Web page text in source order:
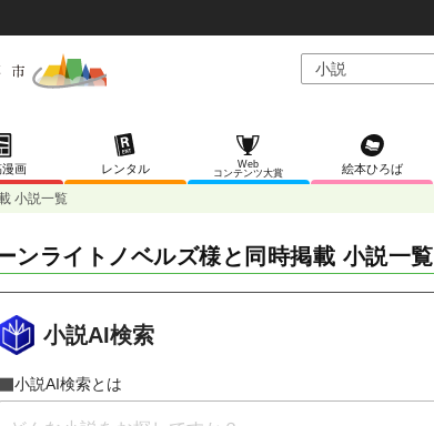
画 レンタル
Web
コンテンツ大賞
絵本ひろば
小説一覧
ンライトノベルズ様と同時掲載 小説一覧
小説AI検索
小説AI検索とは